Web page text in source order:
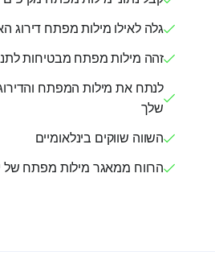
גלה לאילו מילות מפתח דירוג
זהה מילות מפתח מבטיחות
לנתח את מילות המפתח
שלך
השווה שווקים בינלאומיים
הרווח ממאגר מילות מפתח של יותר מ-